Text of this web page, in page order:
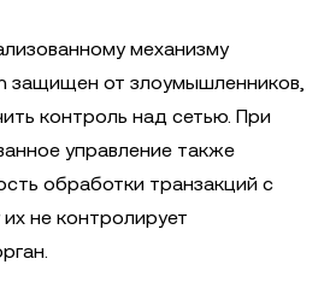
механизму
защищен от злоумышленников,
контроль над сетью. При
управление также
обработки транзакций с
не контролирует